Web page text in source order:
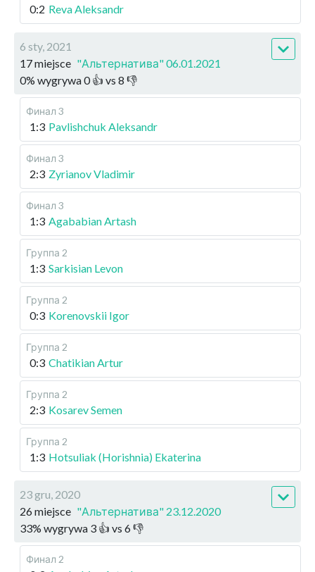
0:2 Reva Aleksandr
6 sty, 2021
17 miejsce "Альтернатива" 06.01.2021
0% wygrywa0👍 vs 8 👎
Финал 3
1:3 Pavlishchuk Aleksandr
Финал 3
2:3 Zyrianov Vladimir
Финал 3
1:3 Agababian Artash
Группа 2
1:3 Sarkisian Levon
Группа 2
0:3 Korenovskii Igor
Группа 2
0:3 Chatikian Artur
Группа 2
2:3 Kosarev Semen
Группа 2
1:3 Hotsuliak (Horishnia) Ekaterina
23 gru, 2020
26 miejsce "Альтернатива" 23.12.2020
33% wygrywa 3 👍 vs 6👎
Финал 2